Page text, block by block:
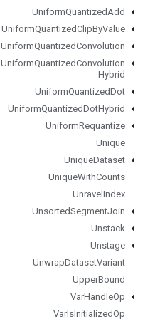
UniformQuantizedAdd
UniformQuantizedClipByValue
UniformQuantizedConvolution
UniformQuantizedConvolution
Hybrid
UniformQuantizedDot
UniformQuantizedDotHybrid
UniformRequantize
Unique
UniqueDataset
UniqueWithCounts
Unravel Index
UnsortedSegmentJoin
Unstack
Unstage
UnwrapDatasetVariant
UpperBound
VarHandleOp
VarIsInitializedOp